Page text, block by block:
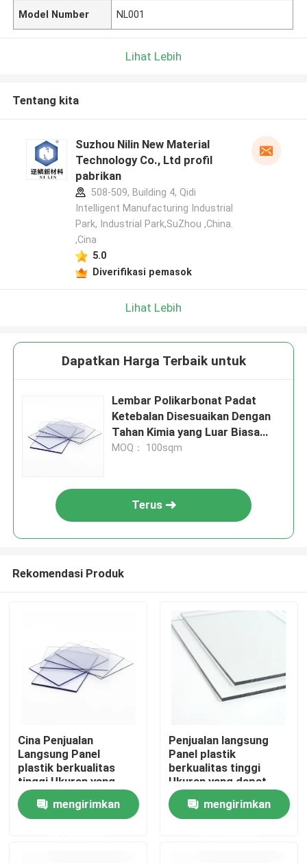
Rumah
Produk
Model Number NL001
Lihat Lebih
Tentang kita
Suzhou Nilin New Material
Technology Co., Ltd profil
pabrikan
508-509, Building 4, Qidi
Intelligent Manufacturing Industrial
Park, Industrial Park,SuZhou ,China.
,Cina
5.0
Diverifikasi pemasok
Lihat Lebih
Dapatkan Harga Terbaik untuk
Lembar Polikarbonat Padat
Ketebalan Disesuaikan Dengan
Tahan Kimia yang Luar Biasa
Lembar Plastik
MOQ： 100sqm
Terus
Rekomendasi Produk
Cina Penjualan
Langsung Panel
plastik berkualitas
tinggi Ukuran yang
dapat disesuaikan
Lembar plastik
transparan Lembar
mengirimkan
Penjualan langsung
Panel plastik
berkualitas tinggi
Ukuran yang dapat
disesuaikan Lembar
plastik transparan
Lembar polikarbonat
mengirimkan